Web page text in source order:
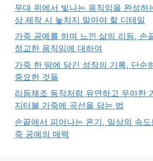
무대 위에서 빛나는 움직임을 완성하
상 제작 시 놓치지 말아야 할 디테일
가죽 공예를 하며 느낀 삶의 리듬, 손
정교한 움직임에 대하여
가죽 한 땀에 담긴 성장의 기록, 단순
중요한 것들
리듬체조 동작처럼 유연하고 우아한
지터블 가죽에 곡선을 담는 법
손끝에서 피어나는 온기, 일상의 속
죽 공예의 매력